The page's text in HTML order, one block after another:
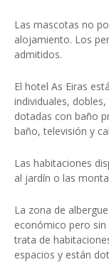
Las mascotas no
alojamiento. Los
admitidos.
El hotel As Eiras
individuales,
dotadas con baño
baño, televisión y
Las habitaciones
al jardín o las
La zona de
económico pero
trata de
espacios y están